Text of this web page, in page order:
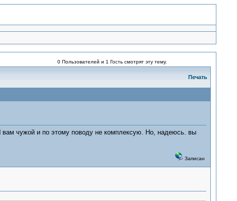
0 Пользователей и 1 Гость смотрят эту тему.
Печать
вам чужой и по этому поводу не комплексую. Но, надеюсь. вы
Записан